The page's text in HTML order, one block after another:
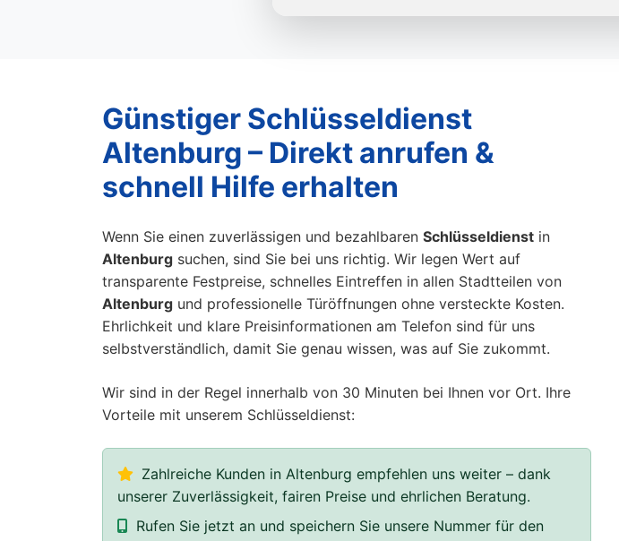
Günstiger Schlüsseldienst
Altenburg – Direkt anrufen &
schnell Hilfe erhalten
Wenn Sie einen zuverlässigen und bezahlbaren Schlüsseldienst in
Altenburg suchen, sind Sie bei uns richtig. Wir legen Wert auf
transparente Festpreise, schnelles Eintreffen in allen Stadtteilen von
Altenburg und professionelle Türöffnungen ohne versteckte Kosten.
Ehrlichkeit und klare Preisinformationen am Telefon sind für uns
selbstverständlich, damit Sie genau wissen, was auf Sie zukommt.
Wir sind in der Regel innerhalb von 30 Minuten bei Ihnen vor Ort. Ihre
Vorteile mit unserem Schlüsseldienst:
Zahlreiche Kunden in Altenburg empfehlen uns weiter – dank
unserer Zuverlässigkeit, fairen Preise und ehrlichen Beratung.
Rufen Sie jetzt an und speichern Sie unsere Nummer für den